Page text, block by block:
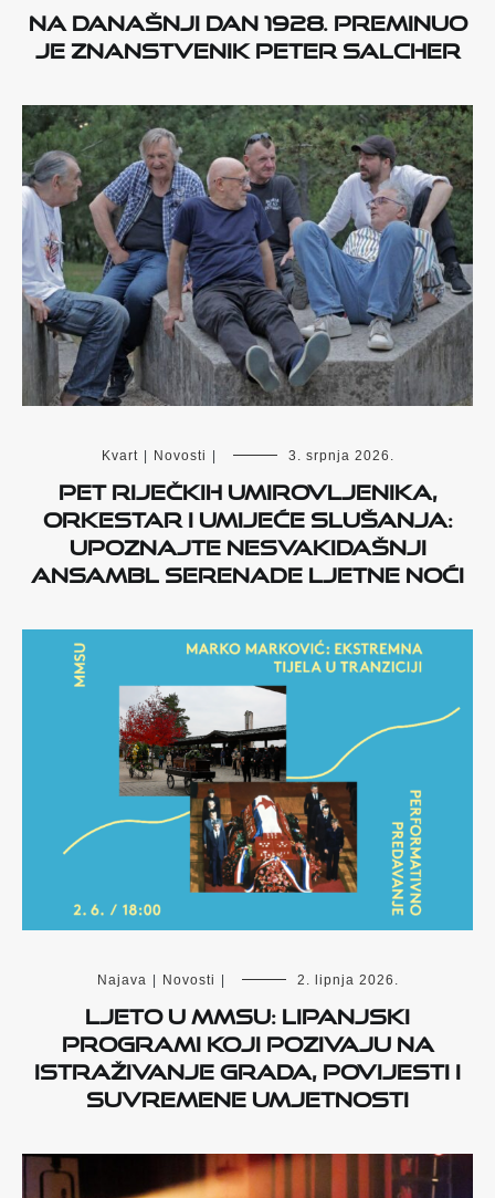
Na današnji dan 1928. preminuo
je znanstvenik Peter Salcher
Kvart Novosti 3. srpnja 2026.
Pet riječkih umirovljenika,
orkestar i umijeće slušanja:
Upoznajte nesvakidašnji
ansambl Serenade ljetne noći
Najava Novosti 2. lipnja 2026.
Ljeto u MMSU: Lipanjski
programi koji pozivaju na
istraživanje grada, povijesti i
suvremene umjetnosti